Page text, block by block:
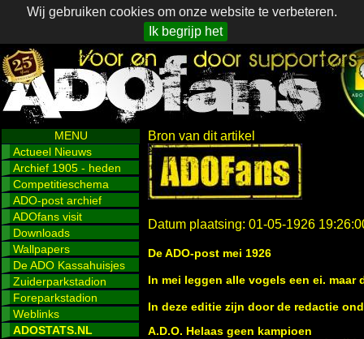
Wij gebruiken cookies om onze website te verbeteren.
Ik begrijp het
MENU
Actueel Nieuws
Archief 1905 - heden
Competitieschema
ADO-post archief
ADOfans visit
Downloads
Wallpapers
De ADO Kassahuisjes
Zuiderparkstadion
Foreparkstadion
Weblinks
ADOSTATS.NL
Bron van dit artikel
Datum plaatsing: 01-05-1926
De ADO-post mei 1926
In mei leggen alle vogels een ei.
In deze editie zijn door de redactie
A.D.O. Helaas geen kampioen